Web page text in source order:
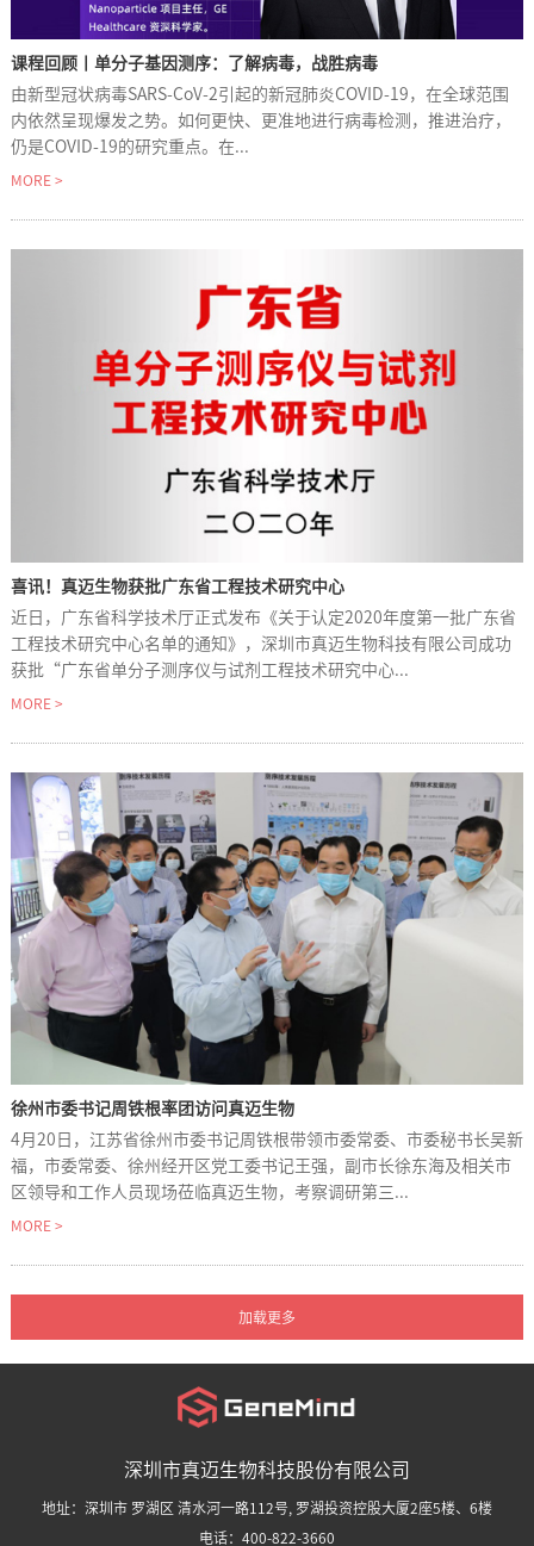
课程回顾丨单分子基因测序：了解病毒，战胜病毒
由新型冠状病毒SARS-CoV-2引起的新冠肺炎COVID-19，在全球范围
内依然呈现爆发之势。如何更快、更准地进行病毒检测，推进治疗，
仍是COVID-19的研究重点。在...
MORE >
喜讯！真迈生物获批广东省工程技术研究中心
近日，广东省科学技术厅正式发布《关于认定2020年度第一批广东省
工程技术研究中心名单的通知》，深圳市真迈生物科技有限公司成功
获批“广东省单分子测序仪与试剂工程技术研究中心...
MORE >
徐州市委书记周铁根率团访问真迈生物
4月20日，江苏省徐州市委书记周铁根带领市委常委、市委秘书长吴新
福，市委常委、徐州经开区党工委书记王强，副市长徐东海及相关市
区领导和工作人员现场莅临真迈生物，考察调研第三...
MORE >
深圳市真迈生物科技股份有限公司
地址：深圳市 罗湖区 清水河一路112号, 罗湖投资控股大厦2座5楼、6楼
电话：400-822-3660